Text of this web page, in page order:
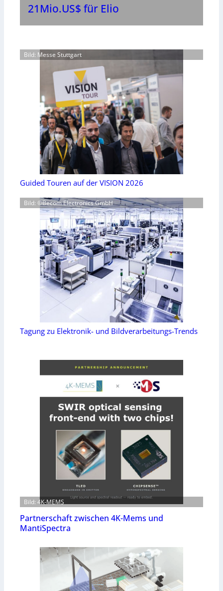
21Mio.US$ für Elio
Bild: Messe Stuttgart
Guided Touren auf der VISION 2026
Bild: ©Becom Electronics GmbH
Tagung zu Elektronik- und Bildverarbeitungs-Trends
Bild: 4K-MEMS
Partnerschaft zwischen 4K-Mems und
MantiSpectra